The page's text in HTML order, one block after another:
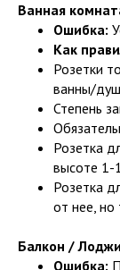
Ванная
Ошибка:
Как
Розетки
ванны/
Степень
Розетка
высоте 1-
Розетка
от нее, но
Балкон /
Ошибка: